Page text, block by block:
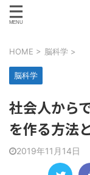
HOME > 脳科学 >
脳科学
社会人から
を作る方法
2019年11月14日